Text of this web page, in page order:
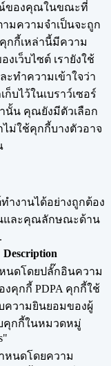
ณ์ของคุณในขณะที่
มความจำเป็นจะถูก
กกี้เหล่านี้มีความ
เว็บไซต์ เรายังใช้
ทำความเข้าใจว่า
บไว้ในเบราว์เซอร์
นั้น คุณยังมีตัวเลือก
ไม่ใช้คุกกี้บางตัวอาจ
ำงานได้อย่างถูกต้อง
และคุณลักษณะด้าน
Description
นดโดยปลั๊กอินความ
คุกกี้ PDPA คุกกี้ใช้
ความยินยอมของผู้
คุกกี้ในหมวดหมู่
หนดโดยความ